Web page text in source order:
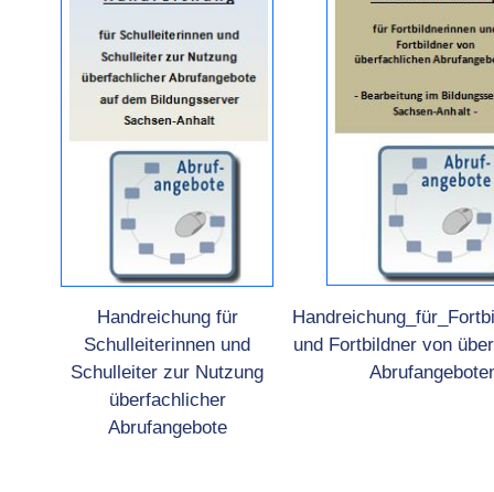
Handreichung für
Schulleiterinnen und
Schulleiter zur Nutzung
überfachlicher
Abrufangebote
und Fortbildner von